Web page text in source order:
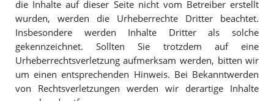
die Inhalte auf dieser Seite nicht vom Betreiber erstellt
wurden, werden die Urheberrechte Dritter beachtet.
Insbesondere werden Inhalte Dritter als solche
gekennzeichnet. Sollten Sie trotzdem auf eine
Urheberrechtsverletzung aufmerksam werden, bitten wir
um einen entsprechenden Hinweis. Bei Bekanntwerden
von Rechtsverletzungen werden wir derartige Inhalte